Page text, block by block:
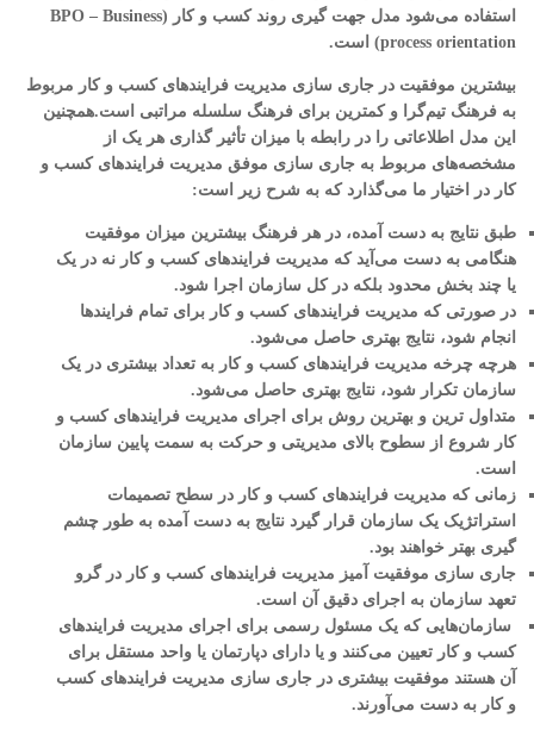
استفاده می‌شود مدل جهت گیری روند کسب و کار (BPO – Business
process orientation) است.
بیشترین موفقیت در جاری سازی مدیریت فرایندهای کسب و کار مربوط
به فرهنگ تیم‌گرا و کمترین برای فرهنگ سلسله مراتبی است.همچنین
این مدل اطلاعاتی را در رابطه با میزان تأثیر گذاری هر یک از
مشخصه‌های مربوط به جاری سازی موفق مدیریت فرایندهای کسب و
کار در اختیار ما می‌گذارد که به شرح زیر است:
طبق نتایج به دست آمده، در هر فرهنگ بیشترین میزان موفقیت
هنگامی به دست می‌آید که مدیریت فرایندهای کسب و کار نه در یک
یا چند بخش محدود بلکه در کل سازمان اجرا شود.
در صورتی که مدیریت فرایندهای کسب و کار برای تمام فرایندها
انجام شود، نتایج بهتری حاصل می‌شود.
هرچه چرخه مدیریت فرایندهای کسب و کار به تعداد بیشتری در یک
سازمان تکرار شود، نتایج بهتری حاصل می‌شود.
متداول ترین و بهترین روش برای اجرای مدیریت فرایندهای کسب و
کار شروع از سطوح بالای مدیریتی و حرکت به سمت پایین سازمان
است.
زمانی که مدیریت فرایندهای کسب و کار در سطح تصمیمات
استراتژیک یک سازمان قرار گیرد نتایج به دست آمده به طور چشم
گیری بهتر خواهند بود.
جاری سازی موفقیت آمیز مدیریت فرایندهای کسب و کار در گرو
تعهد سازمان به اجرای دقیق آن است.
سازمان‌هایی که یک مسئول رسمی برای اجرای مدیریت فرایندهای
کسب و کار تعیین می‌کنند و یا دارای دپارتمان یا واحد مستقل برای
آن هستند موفقیت بیشتری در جاری سازی مدیریت فرایندهای کسب
و کار به دست می‌آورند.